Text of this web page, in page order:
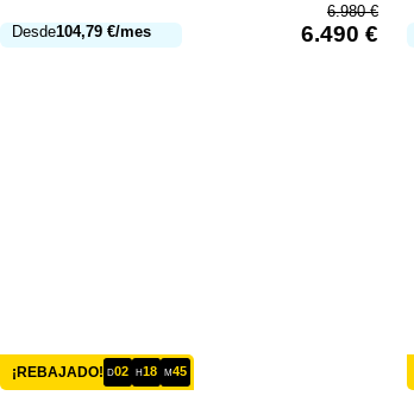
Desde104,79 €/mes
6.980€
6.490 €
¡REBAJADO! D02 H18 M45